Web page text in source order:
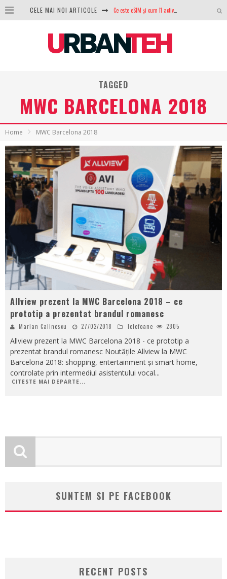
CELE MAI NOI ARTICOLE Ce este eSIM și cum îl activezi pe telefon? Ghid complet pentru Android și iPhone
Analiza producției fotovoltaice în România – cât produce un sistem solar pe timp de iarnă?
TAGGED
MWC BARCELONA 2018
Home MWC Barcelona 2018
Allview prezent la MWC Barcelona 2018 – ce
prototip a prezentat brandul romanesc
Marian Calinescu 27/02/2018 Telefoane 2805
Allview prezent la MWC Barcelona 2018 - ce prototip a
prezentat brandul romanesc Noutățile Allview la MWC
Barcelona 2018: shopping, entertainment și smart home,
controlate prin intermediul asistentului vocal...
CITESTE MAI DEPARTE...
SUNTEM SI PE FACEBOOK
RECENT POSTS